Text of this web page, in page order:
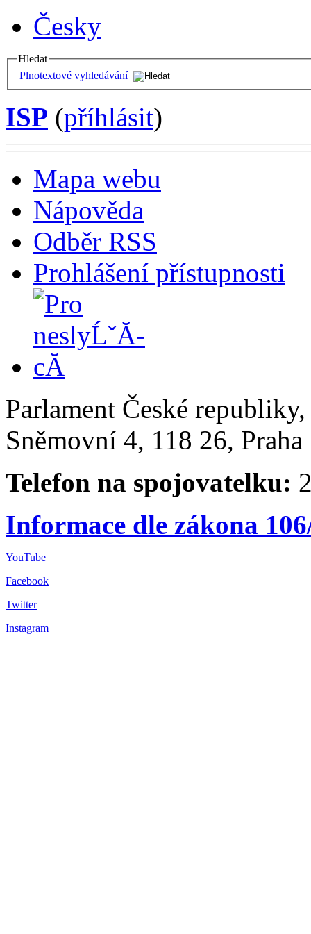
Česky
Hledat
Plnotextové vyhledávání
ISP (příhlásit)
Mapa webu
Nápověda
Odběr RSS
Prohlášení přístupnosti
Parlament České
Sněmovní 4, 118 26,
Telefon na spojovatelku:
Informace dle zákona
YouTube
Facebook
Twitter
Instagram